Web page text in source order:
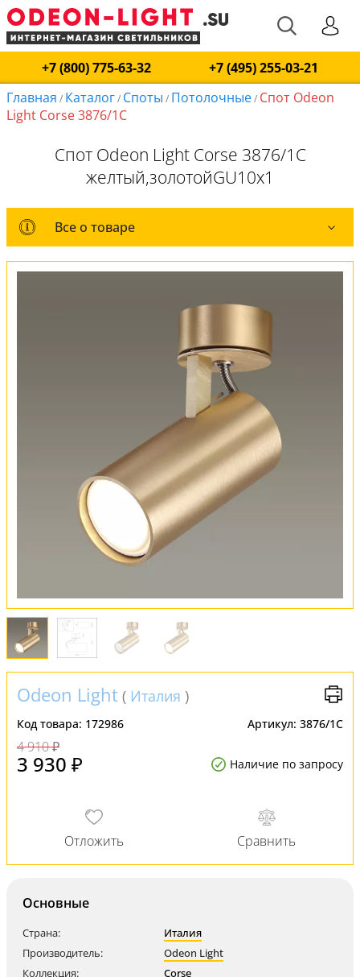
+7 (800) 775-63-32
+7 (495) 255-03-21
Главная / Каталог/ Споты / Потолочные/ Спот Odeon
Light Corse 3876/1C
Спот Odeon Light Corse 3876/1C
желтый,золотойGU10x1
Все о товаре
Все о товаре
Установка
FAQ
Отзывы
Odeon Light ( Италия )
Код товара: 172986 Артикул: 3876/1C
4 910 ₽
3 930 ₽ Наличие по запросу
Основные
Страна:
Италия
Производитель:
Odeon Light
Коллекция:
Corse